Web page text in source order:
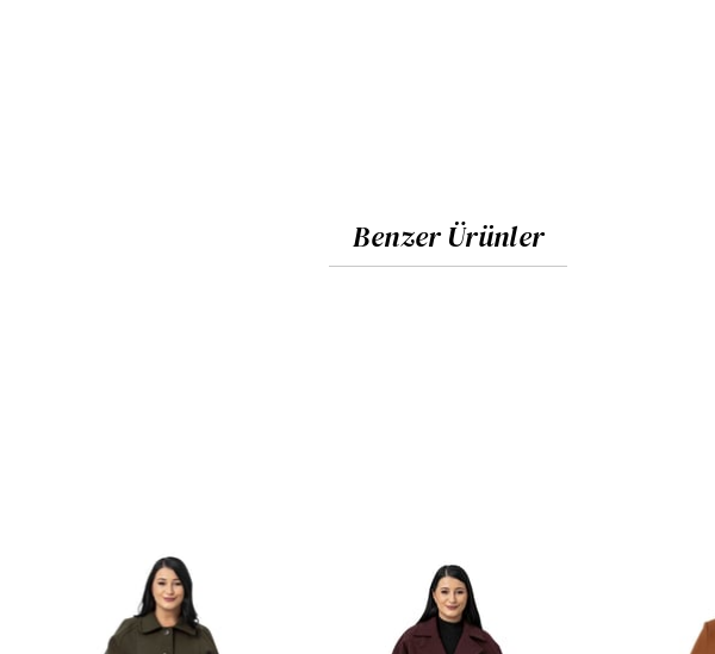
Benzer Ürünler